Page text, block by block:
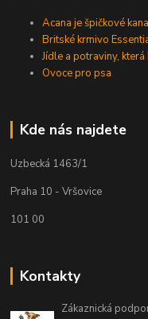
Acana je špičkové
Britské krmivo
Jídle a potraviny,
Ovoce pro psa
Kde nás najdete
Uzbecká 1463/1
Praha 10 - Vršovice
101 00
Kontakty
Zákaznická